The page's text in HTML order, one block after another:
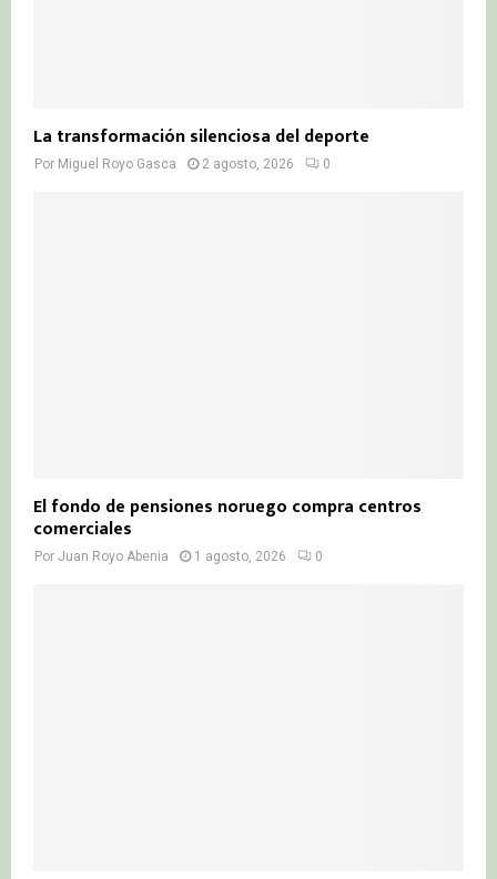
La transformación silenciosa del deporte
Por Miguel Royo Gasca 2 agosto, 2026 0
El fondo de pensiones noruego compra centros
comerciales
Por Juan Royo Abenia 1 agosto, 2026 0